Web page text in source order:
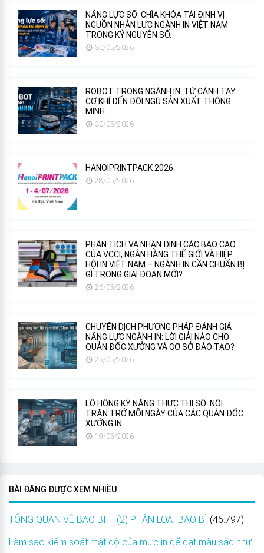
NĂNG LỰC SỐ: CHÌA KHÓA TÁI ĐỊNH VỊ
NGUỒN NHÂN LỰC NGÀNH IN VIỆT NAM
TRONG KỶ NGUYÊN SỐ.
30/05/2026
ROBOT TRONG NGÀNH IN: TỪ CÁNH TAY
CƠ KHÍ ĐẾN ĐỘI NGŨ SẢN XUẤT THÔNG
MINH
30/05/2026
HANOIPRINTPACK 2026
28/05/2026
PHÂN TÍCH VÀ NHẬN ĐỊNH CÁC BÁO CÁO
CỦA VCCI, NGÂN HÀNG THẾ GIỚI VÀ HIỆP
HỘI IN VIỆT NAM – NGÀNH IN CẦN CHUẨN BỊ
GÌ TRONG GIAI ĐOẠN MỚI?
26/05/2026
CHUYỂN DỊCH PHƯƠNG PHÁP ĐÁNH GIÁ
NĂNG LỰC NGÀNH IN: LỜI GIẢI NÀO CHO
QUẢN ĐỐC XƯỞNG VÀ CƠ SỞ ĐÀO TẠO?
25/05/2026
LỖ HỔNG KỸ NĂNG THỰC THI SỐ: NỖI
TRĂN TRỞ MỖI NGÀY CỦA CÁC QUẢN ĐỐC
XƯỞNG IN
19/05/2026
BÀI ĐĂNG ĐƯỢC XEM NHIỀU
TỔNG QUAN VỀ BAO BÌ – (2) PHÂN LOẠI BAO BÌ (46.797)
Làm sao kiểm soát mật độ của mực in để đạt màu sắc như